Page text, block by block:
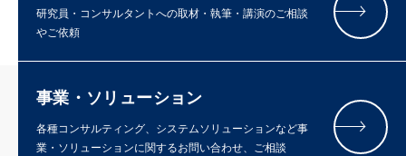
研究員・コンサルタントへの取材・執筆・講演のご相談
やご依頼
事業・ソリューション
各種コンサルティング、システムソリューションなど事
業・ソリューションに関するお問い合わせ、ご相談